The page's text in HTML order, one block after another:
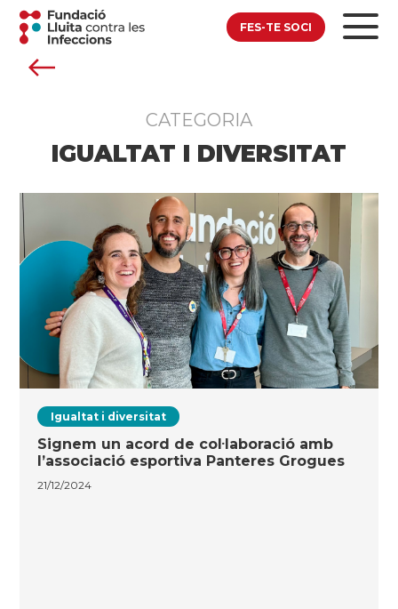
FES-TE SOCI
CATEGORIA
IGUALTAT I DIVERSITAT
Igualtat i diversitat
Signem un acord de col·laboració amb
l’associació esportiva Panteres Grogues
21/12/2024